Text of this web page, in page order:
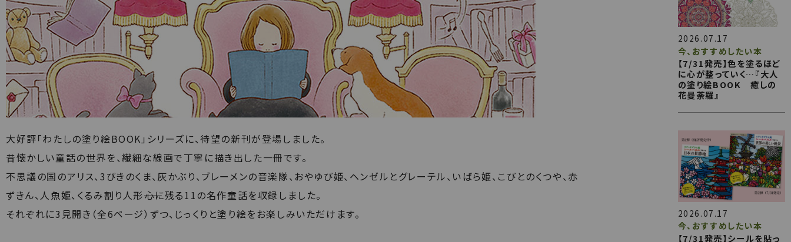
大好評「わたしの塗り絵BOOK」シリーズに、待望の新刊が登場しました。
昔懐かしい童話の世界を、繊細な線画で丁寧に描き出した一冊です。
不思議の国のアリス、3びきのくま、灰かぶり、ブレーメンの音楽隊、おやゆび姫、ヘンゼルとグレーテル、いばら姫、こびとのくつや、赤
ずきん、人魚姫、くるみ割り人形――心に残る11の名作童話を収録しました。
それぞれに3見開き（全6ページ）ずつ、じっくりと塗り絵をお楽しみいただけます。
2026.07.17
今、おすすめしたい本
【7/31発売】色を塗るほど
に心が整っていく…『大人
の塗り絵BOOK 癒しの
花曼荼羅』
2026.07.17
今、おすすめしたい本
【7/31発売】シールを貼っ